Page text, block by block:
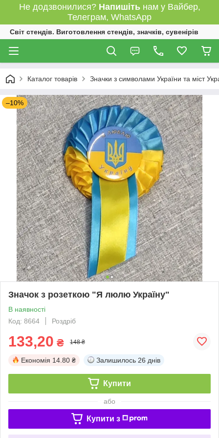
Не додзвонилися? Напишітьнам у Вайбер,
Телеграм, WhatsApp
Світ стендів. Виготовлення стендів, значків, сувенірів
Каталог товарів Значки з символами України та міст
–10%
Значок з розеткою "Я люлю Україну"
В наявності
Код: 8664
Роздріб
133,20 ₴ 148 ₴
Економія 14.80 ₴ Залишилось 26 днів
Купити
або
Купити з